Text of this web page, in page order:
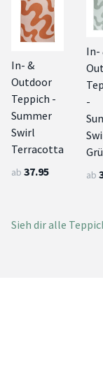
In- &
Outdoor
Teppich -
Summer
Swirl
Terracotta
ab 37.95
In-
-
ab
Sieh dir alle